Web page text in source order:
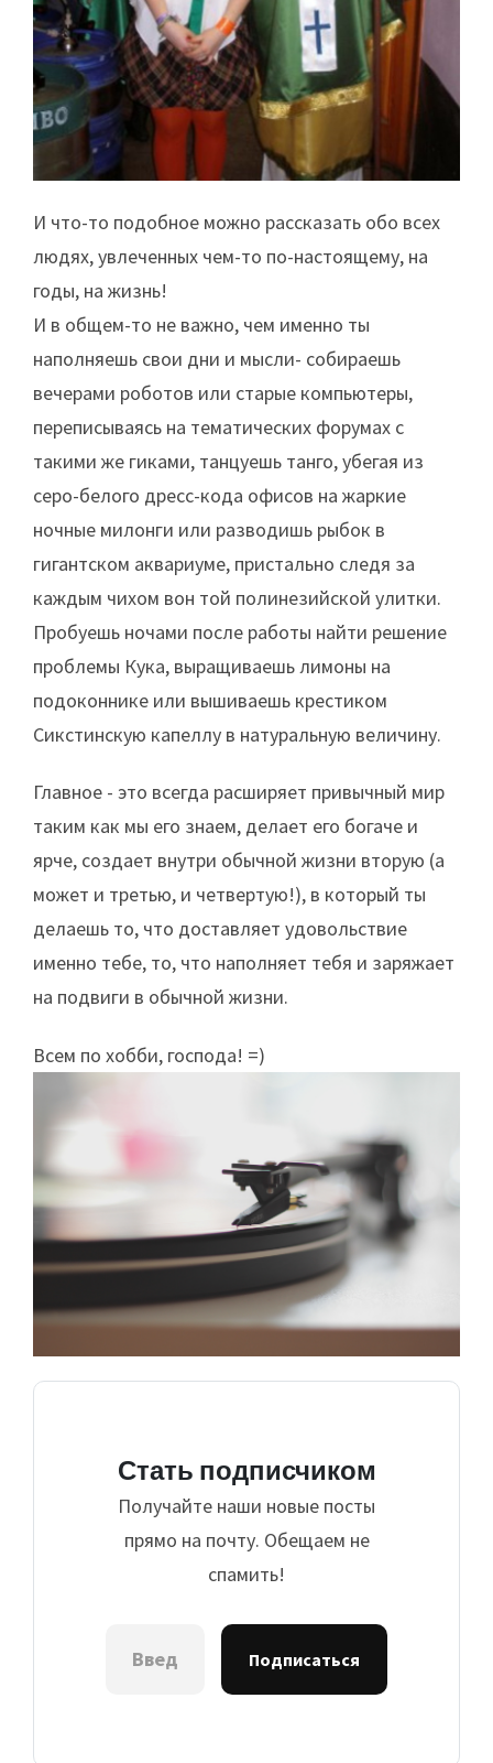
И что-то подобное можно рассказать обо всех
людях, увлеченных чем-то по-настоящему, на
годы, на жизнь!
И в общем-то не важно, чем именно ты
наполняешь свои дни и мысли- собираешь
вечерами роботов или старые компьютеры,
переписываясь на тематических форумах с
такими же гиками, танцуешь танго, убегая из
серо-белого дресс-кода офисов на жаркие
ночные милонги или разводишь рыбок в
гигантском аквариуме, пристально следя за
каждым чихом вон той полинезийской улитки.
Пробуешь ночами после работы найти решение
проблемы Кука, выращиваешь лимоны на
подоконнике или вышиваешь крестиком
Сикстинскую капеллу в натуральную величину.
Главное - это всегда расширяет привычный мир
таким как мы его знаем, делает его богаче и
ярче, создает внутри обычной жизни вторую (а
может и третью, и четвертую!), в который ты
делаешь то, что доставляет удовольствие
именно тебе, то, что наполняет тебя и заряжает
на подвиги в обычной жизни.
Всем по хобби, господа! =)
Стать подписчиком
Получайте наши новые посты
прямо на почту. Обещаем не
спамить!
Подписаться